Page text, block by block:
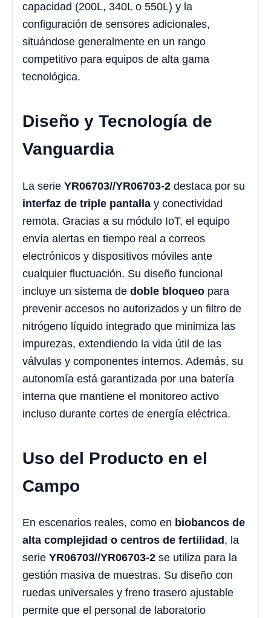
capacidad (200L, 340L o 550L) y la
configuración de sensores adicionales,
situándose generalmente en un rango
competitivo para equipos de alta gama
tecnológica.
Diseño y Tecnología de
Vanguardia
La serie YR06703//YR06703-2 destaca por su
interfaz de triple pantalla y conectividad
remota. Gracias a su módulo IoT, el equipo
envía alertas en tiempo real a correos
electrónicos y dispositivos móviles ante
cualquier fluctuación. Su diseño funcional
incluye un sistema de doble bloqueo para
prevenir accesos no autorizados y un filtro de
nitrógeno líquido integrado que minimiza las
impurezas, extendiendo la vida útil de las
válvulas y componentes internos. Además, su
autonomía está garantizada por una batería
interna que mantiene el monitoreo activo
incluso durante cortes de energía eléctrica.
Uso del Producto en el
Campo
En escenarios reales, como en biobancos de
alta complejidad o centros de fertilidad, la
serie YR06703//YR06703-2 se utiliza para la
gestión masiva de muestras. Su diseño con
ruedas universales y freno trasero ajustable
permite que el personal de laboratorio